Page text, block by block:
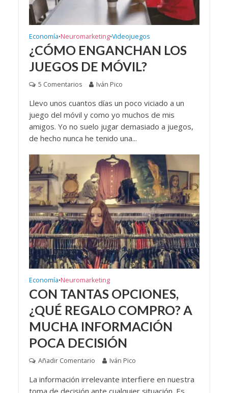
Economía•Neuromarketing•Videojuegos
¿CÓMO ENGANCHAN LOS
JUEGOS DE MÓVIL?
5 Comentarios Iván Pico
Llevo unos cuantos días un poco viciado a un
juego del móvil y como yo muchos de mis
amigos. Yo no suelo jugar demasiado a juegos,
de hecho nunca he tenido una...
Economía•Neuromarketing
CON TANTAS OPCIONES,
¿QUÉ REGALO COMPRO? A
MUCHA INFORMACIÓN
POCA DECISIÓN
Añadir Comentario Iván Pico
La información irrelevante interfiere en nuestra
toma de decisión ante cualquier situación. Es